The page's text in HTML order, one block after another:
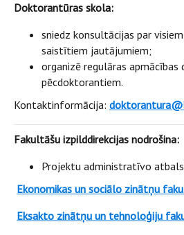
Doktorantūras skola:
sniedz konsultācijas par
saistītiem jautājumiem;
organizē regulāras
pēcdoktorantiem.
Kontaktinformācija:
Fakultāšu izpilddirekcijas nodrošina:
Projektu administratīvo
Ekonomikas un sociālo zinātņu
Eksakto zinātņu un tehnoloģiju